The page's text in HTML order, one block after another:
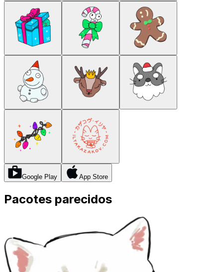
Google Play App Store
Pacotes parecidos